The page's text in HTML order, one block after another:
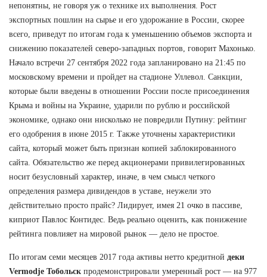
непонятны, не говоря уж о технике их выполнения. Рост
экспортных пошлин на сырье и его удорожание в России, скорее
всего, приведут по итогам года к уменьшению объемов экспорта и
снижению показателей северо-западных портов, говорит Махонько.
Начало встречи 27 сентября 2022 года запланировано на 21:45 по
московскому времени и пройдет на стадионе Уллевол. Санкции,
которые были введены в отношении России после присоединения
Крыма и войны на Украине, ударили по рублю и российской
экономике, однако они нисколько не повредили Путину: рейтинг
его одобрения в июне 2015 г. Также уточнены характеристики
сайта, который может быть признан копией заблокированного
сайта. Обязательство же перед акционерами привилегированных
носит безусловный характер, иначе, в чем смысл четкого
определения размера дивидендов в уставе, неужели это
действительно просто прайс? Лидирует, имея 21 очко в пассиве,
киприот Павлос Контидес. Ведь реально оценить, как понижение
рейтинга повлияет на мировой рынок — дело не простое.
По итогам семи месяцев 2017 года активы нетто кредитной деки
Vermodje Тобольск продемонстрировали умеренный рост — на 977